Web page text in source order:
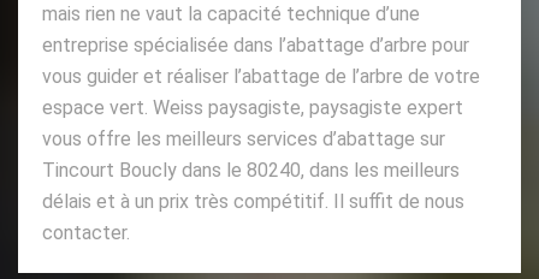
mais rien ne vaut la capacité technique d’une
entreprise spécialisée dans l’abattage d’arbre pour
vous guider et réaliser l’abattage de l’arbre de votre
espace vert. Weiss paysagiste, paysagiste expert
vous offre les meilleurs services d’abattage sur
Tincourt Boucly dans le 80240, dans les meilleurs
délais et à un prix très compétitif. Il suffit de nous
contacter.